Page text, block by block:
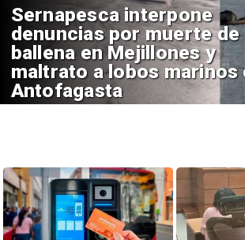
Sernapesca interpone
denuncias por muerte de
ballena en Mejillones y
maltrato a lobos marinos
Antofagasta